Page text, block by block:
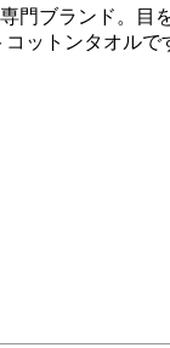
門ブランド。
ットンタオル